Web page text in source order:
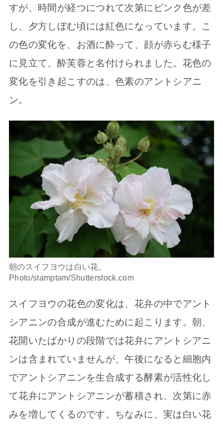
すが、時間が経つにつれて次第にピンク色が差
し、夕方しぼむ頃には紅色になっています。こ
の色の変化を、お酒に酔って、顔が赤らむ様子
に見立て、酔芙蓉と名付けられました。花色の
変化を引き起こすのは、色素のアントシアニ
ン。
朝のスイフヨウは白い花。
Photo/stamptam/Shutterstock.com
スイフヨウの花色の変化は、花弁の中でアント
シアニンの合成が進むために起こります。朝、
花開いたばかりの段階では花弁にアントシアニ
ンは含まれていませんが、午後になると細胞内
でアントシアニンを生合成する酵素が活性化し
て花弁にアントシアニンが蓄積され、次第に赤
みを増してくるのです。ちなみに、実は白い花